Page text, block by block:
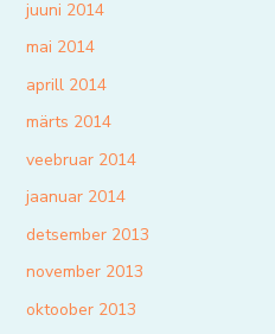
juuni 2014
mai 2014
aprill 2014
märts 2014
veebruar 2014
jaanuar 2014
detsember 2013
november 2013
oktoober 2013